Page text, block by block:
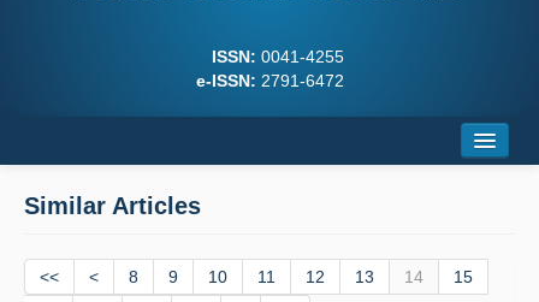
ISSN: 0041-4255
e-ISSN: 2791-6472
Journal Boards
Similar Articles
<< < 8 9 10 11 12 13 14
15